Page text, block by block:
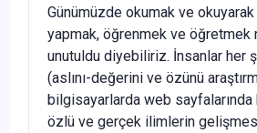
Günümüzde okumak ve okuyarak
yapmak, öğrenmek ve öğretmek
unutuldu diyebiliriz. İnsanlar her
(aslını-değerini ve özünü
bilgisayarlarda web sayfalarında
özlü ve gerçek ilimlerin